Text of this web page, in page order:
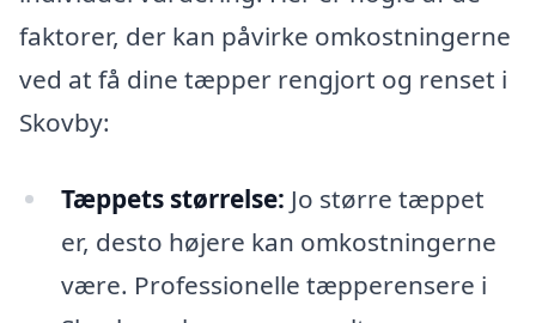
faktorer, der kan påvirke omkostningerne
ved at få dine tæpper rengjort og renset i
Skovby:
Tæppets størrelse: Jo større tæppet
er, desto højere kan omkostningerne
være. Professionelle tæpperensere i